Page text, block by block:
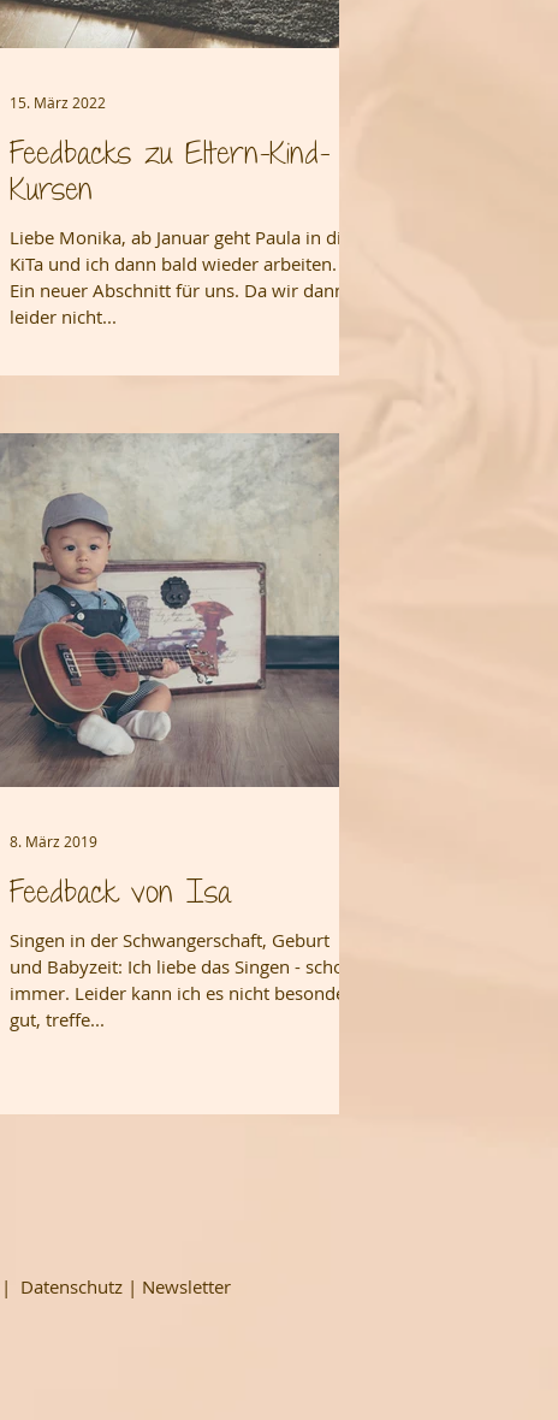
Feedbacks zu Eltern-Kind-
Kursen
Liebe Monika, ab Januar geht Paula in die
KiTa und ich dann bald wieder arbeiten.
Ein neuer Abschnitt für uns. Da wir dann
leider nicht...
15. März 2022
Feedback von Isa
Singen in der Schwangerschaft, Geburt
und Babyzeit: Ich liebe das Singen - schon
immer. Leider kann ich es nicht besonders
gut, treffe...
8. März 2019
| Datenschutz| Newsletter